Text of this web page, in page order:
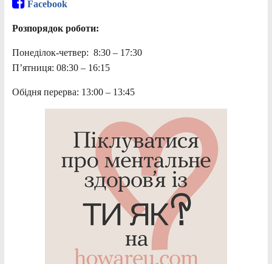
Facebook
Розпорядок роботи:
Понеділок-четвер: 8:30 – 17:30
П’ятниця: 08:30 – 16:15
Обідня перерва: 13:00 – 13:45